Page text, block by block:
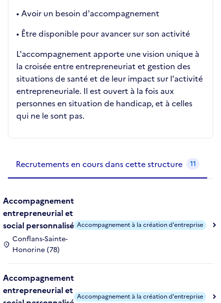
• Avoir un besoin d'accompagnement
• Être disponible pour avancer sur son activité
L'accompagnement apporte une vision unique à
la croisée entre entrepreneuriat et gestion des
situations de santé et de leur impact sur l'activité
entrepreneuriale. Il est ouvert à la fois aux
personnes en situation de handicap, et à celles
qui ne le sont pas.
Recrutements en cours dans cette structure 11
Accompagnement
entrepreneurial et
social personnalisé
Conflans-Sainte-
Honorine (78)
Accompagnement à la création d'entreprise
Accompagnement
entrepreneurial et
Accompagnement à la création d'entreprise